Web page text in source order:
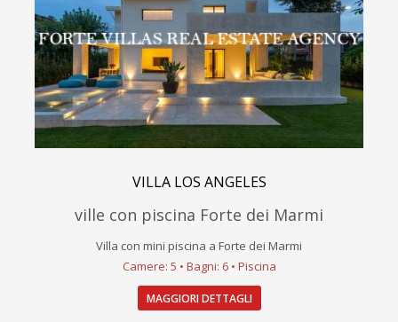
VILLA LOS ANGELES
ville con piscina Forte dei Marmi
Villa con mini piscina a Forte dei Marmi
Camere: 5 • Bagni: 6 • Piscina
MAGGIORI DETTAGLI